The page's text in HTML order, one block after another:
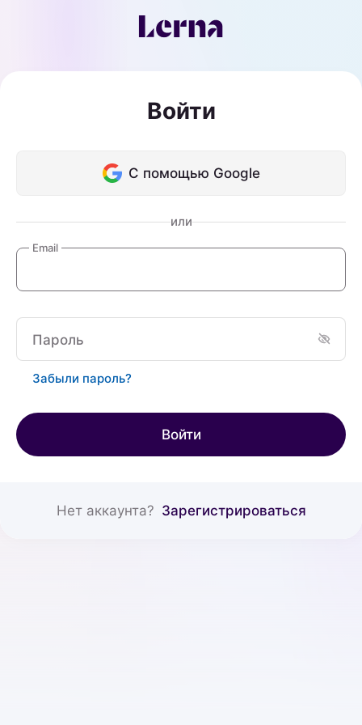
Войти
С помощью Google
или
Email
Пароль
Забыли пароль?
Войти
Нет аккаунта? Зарегистрироваться